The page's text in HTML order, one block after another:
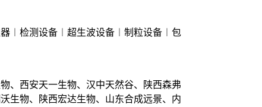
︱检测设备︱超生波设备︱制粒设备︱包
、西安天一生物、汉中天然谷、陕西森弗
生物、陕西宏达生物、山东合成远景、内